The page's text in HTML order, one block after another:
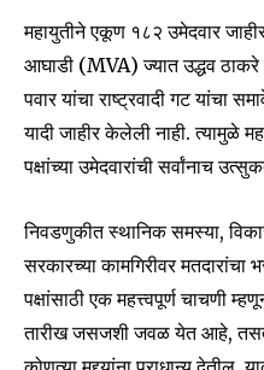
To subscribe, simply enter
or click the subscribe button
your privacy and won't spam
safe with us.
I've read and accept the
महायुतीने एकूण १८२ उमेदवार
आघाडी (MVA) ज्यात उद्धव
पवार यांचा राष्ट्रवादी गट यांचा
यादी जाहीर केलेली नाही. त्यामुळे
पक्षांच्या उमेदवारांची सर्वांनाच
निवडणुकीत स्थानिक समस्या,
सरकारच्या कामगिरीवर
पक्षांसाठी एक महत्त्वपूर्ण चाचणी
तारीख जसजशी जवळ येत आहे,